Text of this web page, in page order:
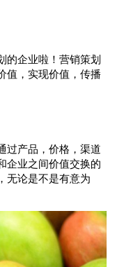
的企业啦！营销策划
值，实现价值，传播
过产品，价格，渠道
企业之间价值交换的
无论是不是有意为